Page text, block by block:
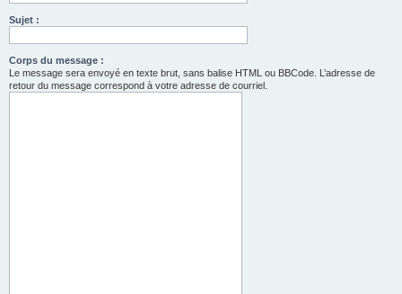
Sujet :
Corps du message :
Le message sera envoyé en texte brut, sans balise HTML ou BBCode. L’adresse de
retour du message correspond à votre adresse de courriel.